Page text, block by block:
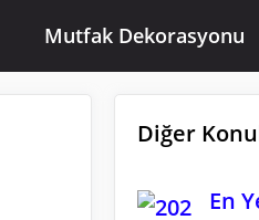
Mutfak Dekorasyonu
Diğer
En